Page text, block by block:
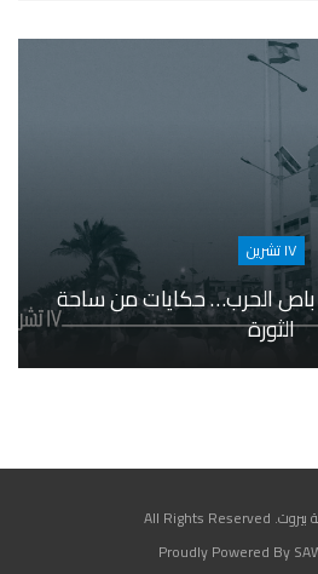
١٧ تشرين
باص الحرب… حكايات من ساحة
الثورة
Proudly Powered By